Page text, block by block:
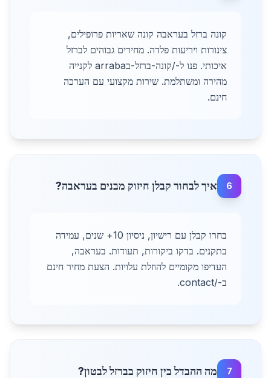
קונה ברזל בעראבה קונה שאריות פרופילים,
צינורות ויריעות פלדה. מחירים גבוהים לברזל
איכותי. פנו ל-/קונה-ברזל-בarraba לקנייה
מהירה ומשתלמת. שירות מקצועי עם הערכה
חינם.
6 איך לבחור קבלן חיזוק מבנים בעראבה?
בחרו קבלן עם רישיון, ניסיון 10+ שנים, עמידה
בתקנים. בדקו ביקורות, תעודות. בעראבה,
העדיפו מקומיים להוזלת עלויות. הצעת מחיר חינם
ב-/contact.
7 מה ההבדל בין חיזוק בברזל לבטון?